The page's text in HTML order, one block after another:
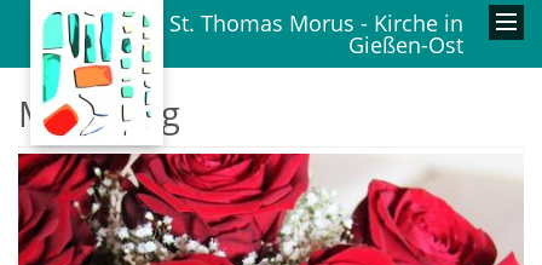
St. Thomas Morus - Kirche in
Gießen-Ost
Muttertag